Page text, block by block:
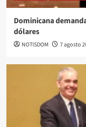
Dominicana
dólares
NOTISDOM 7 agosto